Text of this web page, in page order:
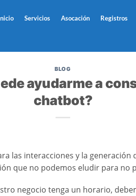
Servicios Asocación Registros
BLOG
ayudarme a
chatbot?
las interacciones y la generación
que no podemos eludir para no
negocio tenga un horario,